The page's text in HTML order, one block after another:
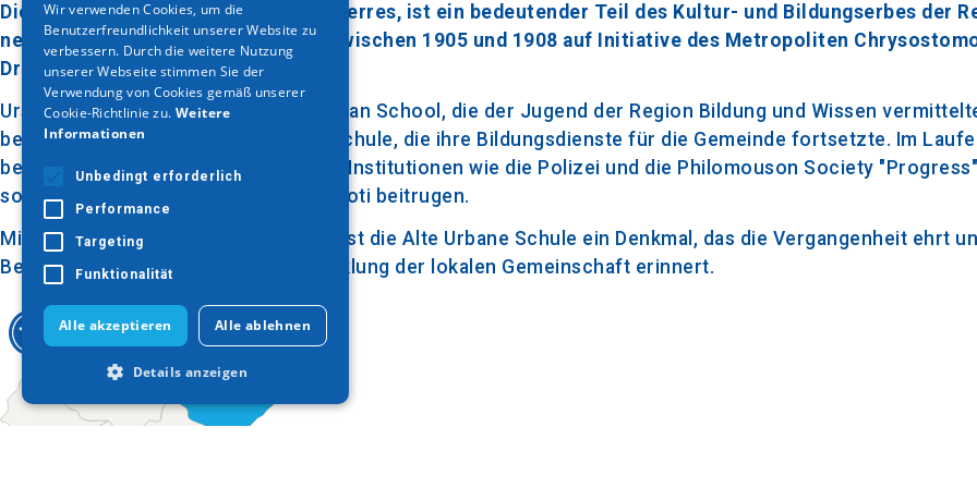
Die Alte Städtische Schule in Proti, Serres, ist ein bedeutender Teil des Kultur- und Bildungserbes der
neoklassizistische Gebäude wurde zwischen 1905 und 1908 auf Initiative des Metropoliten
Dramas erbaut.
Ursprünglich diente die Schule als Urban School, die der Jugend der Region Bildung und Wissen
beherbergte das Gebäude die Grundschule, die ihre Bildungsdienste für die Gemeinde fortsetzte. Im
beherbergte es auch andere wichtige Institutionen wie die Polizei und die Philomouson Society
sozialen und kulturellen Leben von Proti beitrugen.
Mit ihrer Geschichte und Architektur ist die Alte Urbane Schule ein Denkmal, das die Vergangenheit ehrt
Bedeutung der Bildung für die Entwicklung der lokalen Gemeinschaft erinnert.
GERMAN
Wir verwenden Cookies, um die
Benutzerfreundlichkeit unserer Website zu
verbessern. Durch die weitere Nutzung
unserer Webseite stimmen Sie der
Verwendung von Cookies gemäß unserer
Cookie-Richtlinie zu. Weitere
Informationen
Unbedingt erforderlich
Performance
Targeting
Funktionalität
Alle akzeptieren Alle ablehnen
Details anzeigen